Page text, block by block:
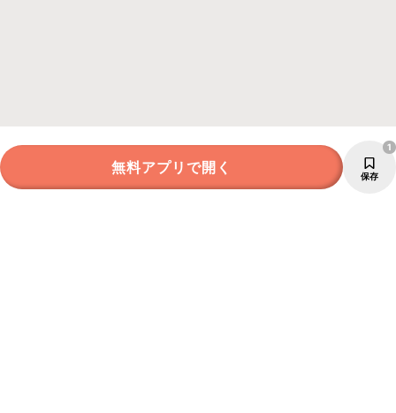
無料アプリで開く 保存
1